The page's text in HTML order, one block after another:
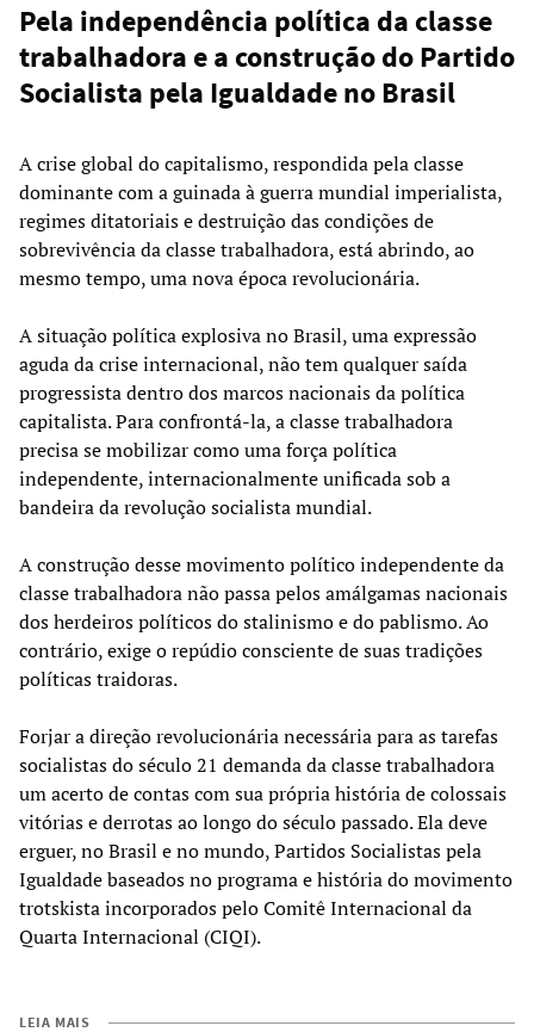
Pela independência política da classe
trabalhadora e a construção do Partido
Socialista pela Igualdade no Brasil
A crise global do capitalismo, respondida pela classe
dominante com a guinada à guerra mundial imperialista,
regimes ditatoriais e destruição das condições de
sobrevivência da classe trabalhadora, está abrindo, ao
mesmo tempo, uma nova época revolucionária.
A situação política explosiva no Brasil, uma expressão
aguda da crise internacional, não tem qualquer saída
progressista dentro dos marcos nacionais da política
capitalista. Para confrontá-la, a classe trabalhadora
precisa se mobilizar como uma força política
independente, internacionalmente unificada sob a
bandeira da revolução socialista mundial.
A construção desse movimento político independente da
classe trabalhadora não passa pelos amálgamas nacionais
dos herdeiros políticos do stalinismo e do pablismo. Ao
contrário, exige o repúdio consciente de suas tradições
políticas traidoras.
Forjar a direção revolucionária necessária para as tarefas
socialistas do século 21 demanda da classe trabalhadora
um acerto de contas com sua própria história de colossais
vitórias e derrotas ao longo do século passado. Ela deve
erguer, no Brasil e no mundo, Partidos Socialistas pela
Igualdade baseados no programa e história do movimento
trotskista incorporados pelo Comitê Internacional da
Quarta Internacional (CIQI).
LEIA MAIS